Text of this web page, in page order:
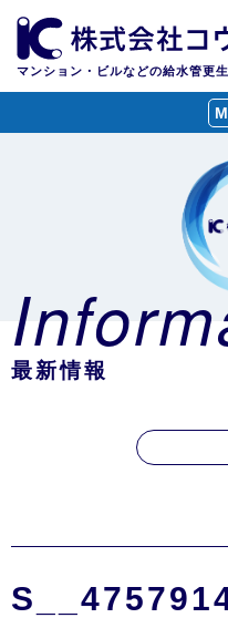
マンション・ビルなどの給水管更
最新情報